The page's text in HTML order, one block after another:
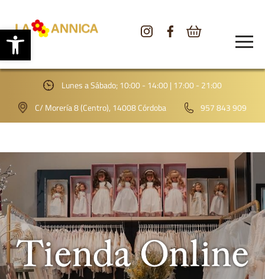
Abrir barra de herramientas
TIENDA
GALERÍA
BLOG
CONTACTO
Lunes a Sábado; 10:00 - 14:00 | 17:00 - 21:00
C/ Morería 8 (Centro), 14008 Córdoba
957 843 909